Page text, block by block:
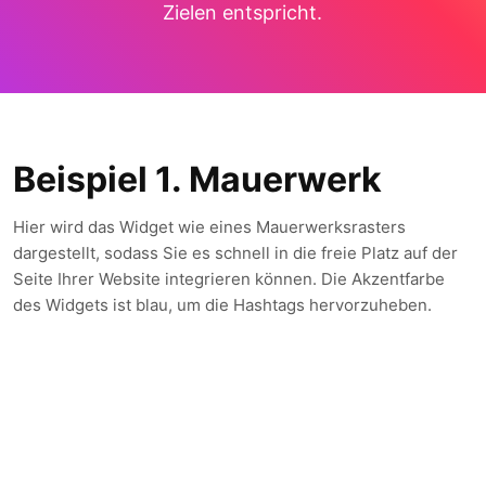
Zielen entspricht.
Beispiel 1. Mauerwerk
Hier wird das Widget wie eines Mauerwerksrasters
dargestellt, sodass Sie es schnell in die freie Platz auf der
Seite Ihrer Website integrieren können. Die Akzentfarbe
des Widgets ist blau, um die Hashtags hervorzuheben.